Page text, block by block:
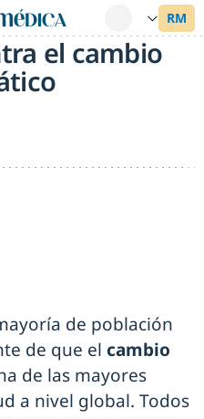
el cambio
de población
de que el cambio
de las mayores
a nivel global. Todos